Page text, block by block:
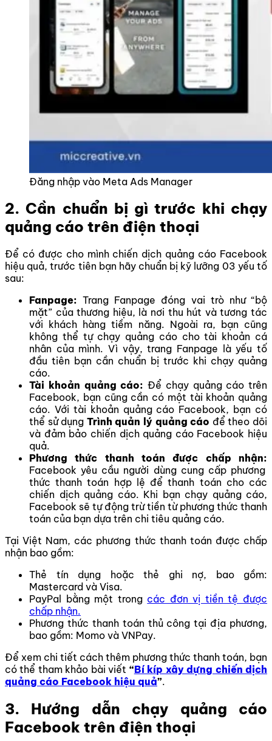
Đăng nhập vào Meta Ads Manager
2. Cần chuẩn bị gì trước khi chạy
quảng cáo trên điện thoại
Để có được cho mình chiến dịch quảng cáo Facebook
hiệu quả, trước tiên bạn hãy chuẩn bị kỹ lưỡng 03 yếu tố
sau:
Fanpage: Trang Fanpage đóng vai trò như “bộ
mặt” của thương hiệu, là nơi thu hút và tương tác
với khách hàng tiềm năng. Ngoài ra, bạn cũng
không thể tự chạy quảng cáo cho tài khoản cá
nhân của mình. Vì vậy, trang Fanpage là yếu tố
đầu tiên bạn cần chuẩn bị trước khi chạy quảng
cáo.
Tài khoản quảng cáo: Để chạy quảng cáo trên
Facebook, bạn cũng cần có một tài khoản quảng
cáo. Với tài khoản quảng cáo Facebook, bạn có
thể sử dụng Trình quản lý quảng cáo để theo dõi
và đảm bảo chiến dịch quảng cáo Facebook hiệu
quả.
Phương thức thanh toán được chấp nhận:
Facebook yêu cầu người dùng cung cấp phương
thức thanh toán hợp lệ để thanh toán cho các
chiến dịch quảng cáo. Khi bạn chạy quảng cáo,
Facebook sẽ tự động trừ tiền từ phương thức thanh
toán của bạn dựa trên chi tiêu quảng cáo.
Tại Việt Nam, các phương thức thanh toán được chấp
nhận bao gồm:
Thẻ tín dụng hoặc thẻ ghi nợ, bao gồm:
Mastercard và Visa.
PayPal bằng một trong các đơn vị tiền tệ được
chấp nhận.
Phương thức thanh toán thủ công tại địa phương,
bao gồm: Momo và VNPay.
Để xem chi tiết cách thêm phương thức thanh toán, bạn
có thể tham khảo bài viết “Bí kíp xây dựng chiến dịch
quảng cáo Facebook hiệu quả”.
3. Hướng dẫn chạy quảng cáo
Facebook trên điện thoại